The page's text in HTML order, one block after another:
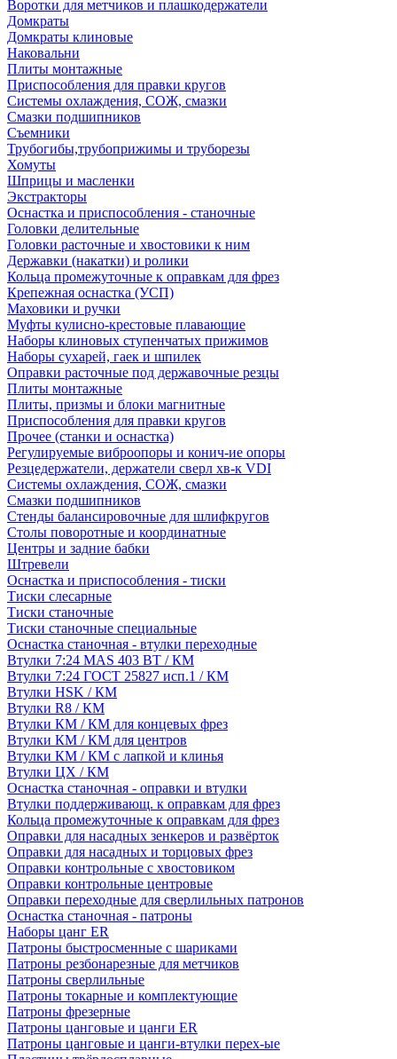
Воротки для метчиков и плашкодержатели
Домкраты
Домкраты клиновые
Наковальни
Плиты монтажные
Приспособления для правки кругов
Системы охлаждения, СОЖ, смазки
Смазки подшипников
Съемники
Трубогибы,трубоприжимы и труборезы
Хомуты
Шприцы и масленки
Экстракторы
Оснастка и приспособления - станочные
Головки делительные
Головки расточные и хвостовики к ним
Державки (накатки) и ролики
Кольца промежуточные к оправкам для фрез
Крепежная оснастка (УСП)
Маховики и ручки
Муфты кулисно-крестовые плавающие
Наборы клиновых ступенчатых прижимов
Наборы сухарей, гаек и шпилек
Оправки расточные под державочные резцы
Плиты монтажные
Плиты, призмы и блоки магнитные
Приспособления для правки кругов
Прочее (станки и оснастка)
Регулируемые виброопоры и конич-ие опоры
Резцедержатели, держатели сверл хв-к VDI
Системы охлаждения, СОЖ, смазки
Смазки подшипников
Стенды балансировочные для шлифкругов
Столы поворотные и координатные
Центры и задние бабки
Штревели
Оснастка и приспособления - тиски
Тиски слесарные
Тиски станочные
Тиски станочные специальные
Оснастка станочная - втулки переходные
Втулки 7:24 MAS 403 BT / КМ
Втулки 7:24 ГОСТ 25827 исп.1 / КМ
Втулки HSK / КМ
Втулки R8 / КМ
Втулки КМ / КМ для концевых фрез
Втулки КМ / КМ для центров
Втулки КМ / КМ с лапкой и клинья
Втулки ЦХ / КМ
Оснастка станочная - оправки и втулки
Втулки поддерживающ. к оправкам для фрез
Кольца промежуточные к оправкам для фрез
Оправки для насадных зенкеров и развёрток
Оправки для насадных и торцовых фрез
Оправки контрольные с хвостовиком
Оправки контрольные центровые
Оправки переходные для сверлильных патронов
Оснастка станочная - патроны
Наборы цанг ER
Патроны быстросменные с шариками
Патроны резбонарезные для метчиков
Патроны сверлильные
Патроны токарные и комплектующие
Патроны фрезерные
Патроны цанговые и цанги ER
Патроны цанговые и цанги-втулки перех-ые